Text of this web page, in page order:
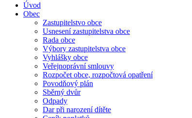
Úvod
Obec
Zastupitelstvo obce
Usnesení zastupitelstva obce
Rada obce
Výbory zastupitelstva obce
Vyhlášky obce
Veřejnoprávní smlouvy
Rozpočet obce, rozpočtová opatření
Povodňový plán
Sběrný dvůr
Odpady
Dar při narození dítěte